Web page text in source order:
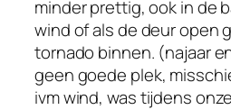
minder prettig, ook in de
wind of als de deur open
tornado binnen. (najaar
geen goede plek,
ivm wind, was tijdens